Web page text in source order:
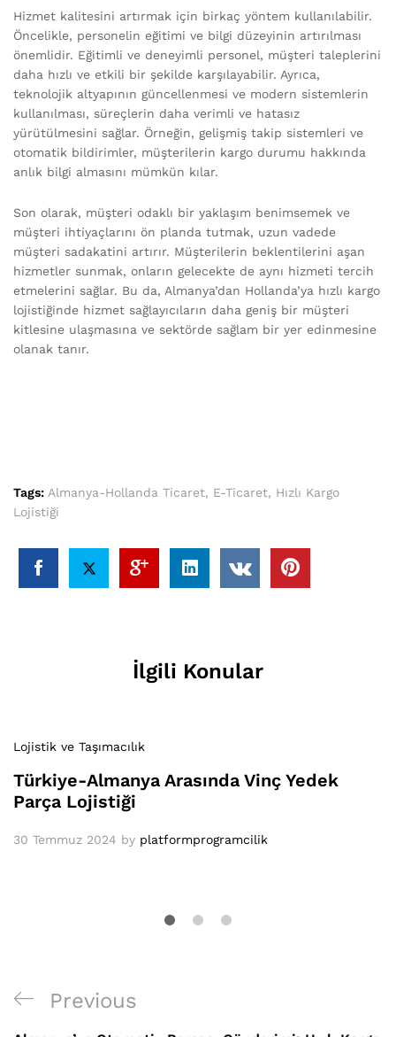
Hizmet kalitesini artırmak için birkaç yöntem kullanılabilir.
Öncelikle, personelin eğitimi ve bilgi düzeyinin artırılması
önemlidir. Eğitimli ve deneyimli personel, müşteri taleplerini
daha hızlı ve etkili bir şekilde karşılayabilir. Ayrıca,
teknolojik altyapının güncellenmesi ve modern sistemlerin
kullanılması, süreçlerin daha verimli ve hatasız
yürütülmesini sağlar. Örneğin, gelişmiş takip sistemleri ve
otomatik bildirimler, müşterilerin kargo durumu hakkında
anlık bilgi almasını mümkün kılar.
Son olarak, müşteri odaklı bir yaklaşım benimsemek ve
müşteri ihtiyaçlarını ön planda tutmak, uzun vadede
müşteri sadakatini artırır. Müşterilerin beklentilerini aşan
hizmetler sunmak, onların gelecekte de aynı hizmeti tercih
etmelerini sağlar. Bu da, Almanya’dan Hollanda’ya hızlı kargo
lojistiğinde hizmet sağlayıcıların daha geniş bir müşteri
kitlesine ulaşmasına ve sektörde sağlam bir yer edinmesine
olanak tanır.
Tags: Almanya-Hollanda Ticaret, E-Ticaret, Hızlı Kargo
Lojistiği
İlgili Konular
Lojistik ve Taşımacılık
Türkiye-Almanya Arasında Vinç Yedek
Parça Lojistiği
30 Temmuz 2024 by platformprogramcilik
Yazı
gezinmesi
Previous
Previous